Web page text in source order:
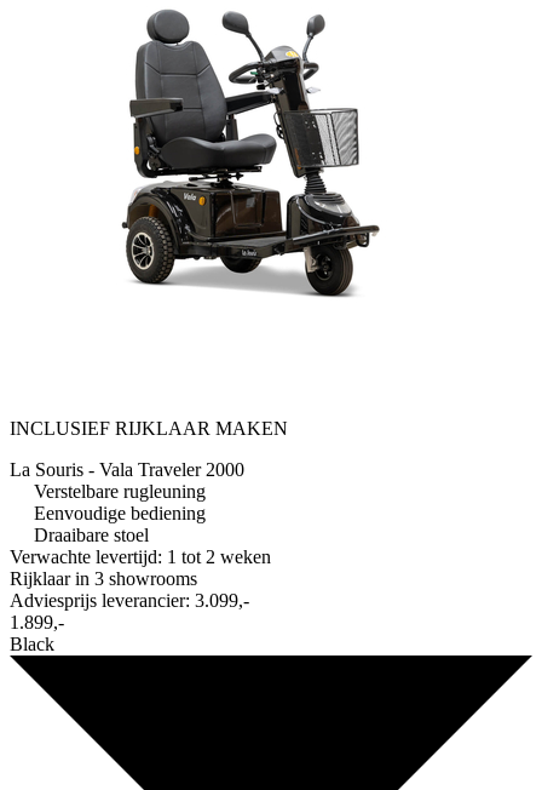
INCLUSIEF RIJKLAAR MAKEN
La Souris - Vala Traveler 2000
Verstelbare rugleuning
Eenvoudige bediening
Draaibare stoel
Verwachte levertijd: 1 tot 2 weken
Rijklaar in 3 showrooms
Adviesprijs leverancier: 3.099,-
1.899,-
Black